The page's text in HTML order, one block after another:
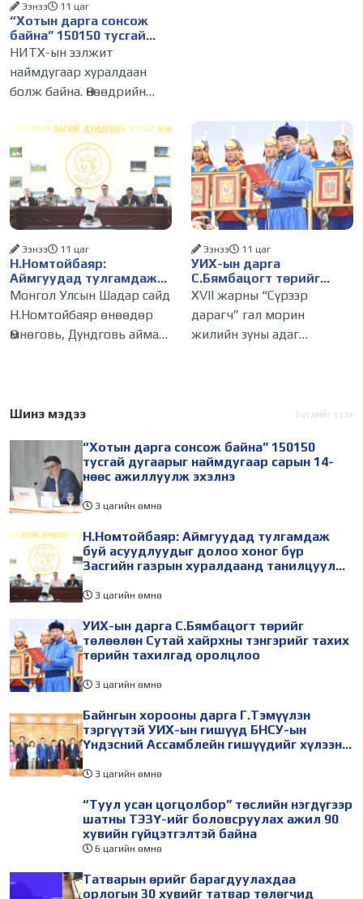
“Хотын дарга сонсож
байна” 150150 тусгай
дугаарыг наймдугаар
сарын 14-нөөс
ажиллуулж эхэлнэ
Ээнээ 11 цаг
НИТХ-ын ээлжит
наймдугаар хуралдаан
болж байна. Өнөөдрийн
нутгийн захиргааны
байгууллага, албан
тушаалтанд 2025, 2026
оны эхний хагас жилийн
байдлаар иргэдээс ирсэн
өргөдөл,
өргөдөл,
Н.Номтойбаяр:
Аймгуудад тулгамдаж
буй асуудлуудыг долоо
хоног бүр Засгийн
газрын хуралдаанд
танилцуулж,
Ээнээ 11 цаг
Монгол Улсын Шадар сайд
Н.Номтойбаяр өнөөдөр
Өмнөговь, Дундговь аймагт
комиссын даргын 3 дугаар
Өмнөговь аймагт
УИХ-ын дарга
С.Бямбацогт төрийг
төлөөлөн Сутай хайрхны
тэнгэрийг тахих төрийн
тахилгад оролцлоо
Ээнээ 11 цаг
XVII жарны “Сүрээр
дарагч” гал морин
жилийн зуны адаг
хайрхны тэнгэрийг тайх
Монгол
Шинэ мэдээ Бүгдийг үзэх
“Хотын дарга сонсож байна” 150150
тусгай дугаарыг наймдугаар сарын 14-
нөөс ажиллуулж эхэлнэ
3 цагийн өмнө
Н.Номтойбаяр: Аймгуудад тулгамдаж
буй асуудлуудыг долоо хоног бүр
Засгийн газрын хуралдаанд танилцуулж,
3 цагийн өмнө
УИХ-ын дарга С.Бямбацогт төрийг
төлөөлөн Сутай хайрхны тэнгэрийг тахих
төрийн тахилгад оролцлоо
3 цагийн өмнө
Байнгын хорооны дарга Г.Тэмүүлэн
тэргүүтэй УИХ-ын гишүүд БНСУ-ын
Үндэсний Ассамблейн гишүүдийг хүлээн
3 цагийн өмнө
“Туул усан цогцолбор” төслийн нэгдүгээр
шатны ТЭЗҮ-ийг боловсруулах ажил 90
хувийн гүйцэтгэлтэй байна
6 цагийн өмнө
Татварын өрийг барагдуулахдаа
орлогын 30 хувийг татвар төлөгчид